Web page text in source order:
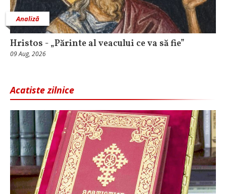
Analiză
Hristos - „Părinte al veacului ce va să fie”
09 Aug, 2026
Acatiste zilnice